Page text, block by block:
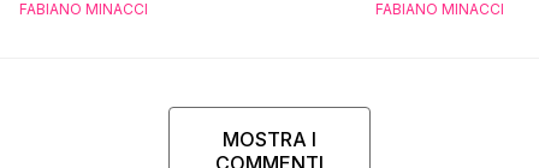
FABIANO MINACCI
l’esclusiva di
FABIANO MINACCI
MOSTRA I
COMMENTI